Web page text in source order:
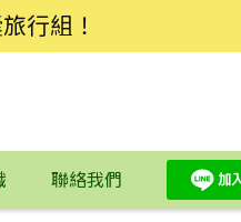
行組！
聯絡我們